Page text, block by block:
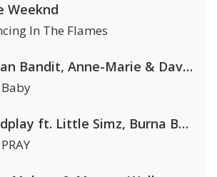
Weeknd
In The Flames
Clean Bandit, Anne-Marie & David Guetta
Coldplay ft. Little Simz, Burna Boy, Elyanna & Tini